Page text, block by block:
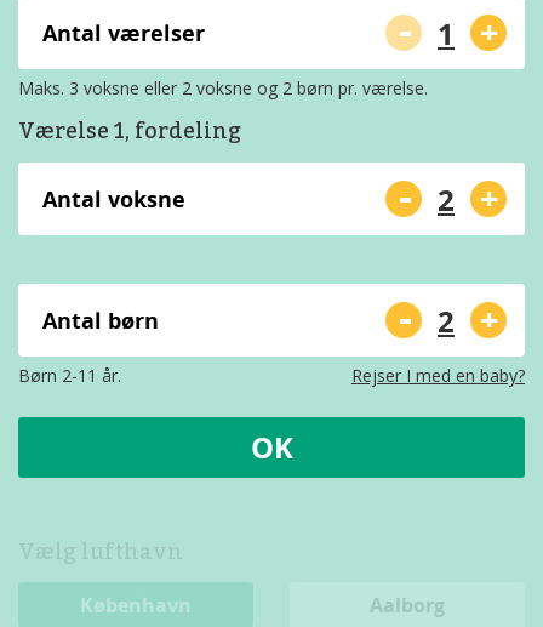
Antal værelser - +
Maks. 3 voksne eller 2 voksne og 2 børn pr. værelse.
Værelse 1, fordeling
Antal voksne - +
Antal børn - +
Børn 2-11 år. Rejser I med en baby?
OK
Vælg lufthavn
København Aalborg